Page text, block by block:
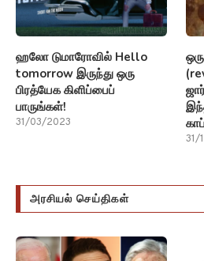
ஹலோ டுமாரோவில் Hello
tomorrow இருந்து ஒரு
பிரத்யேக கிளிப்பைப்
பாருங்கள்!
31/03/2023
31/
அரசியல் செய்திகள்